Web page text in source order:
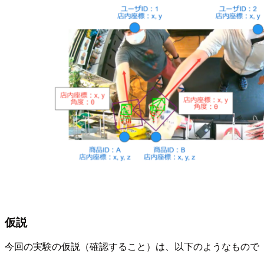
仮説
今回の実験の仮説（確認すること）は、以下のようなもので